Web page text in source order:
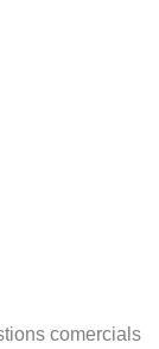
comercials